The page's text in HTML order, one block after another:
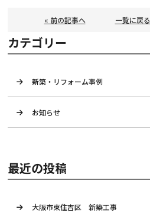
« 前の記事へ 一覧に戻る
カテゴリー
新築・リフォーム事例
お知らせ
最近の投稿
大阪市東住吉区 新築工事